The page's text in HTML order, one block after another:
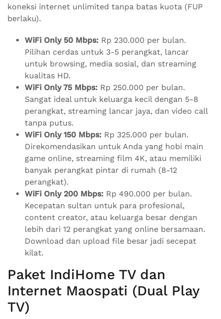
koneksi internet unlimited tanpa batas kuota (FUP
berlaku).
WiFi Only 50 Mbps: Rp 230.000 per bulan.
Pilihan cerdas untuk 3-5 perangkat, lancar
untuk browsing, media sosial, dan streaming
kualitas HD.
WiFi Only 75 Mbps: Rp 250.000 per bulan.
Sangat ideal untuk keluarga kecil dengan 5-8
perangkat, streaming lancar jaya, dan video call
tanpa putus.
WiFi Only 150 Mbps: Rp 325.000 per bulan.
Direkomendasikan untuk Anda yang hobi main
game online, streaming film 4K, atau memiliki
banyak perangkat pintar di rumah (8-12
perangkat).
WiFi Only 200 Mbps: Rp 490.000 per bulan.
Kecepatan sultan untuk para profesional,
content creator, atau keluarga besar dengan
lebih dari 12 perangkat yang online bersamaan.
Download dan upload file besar jadi secepat
kilat.
Paket IndiHome TV dan
Internet Maospati (Dual Play
TV)